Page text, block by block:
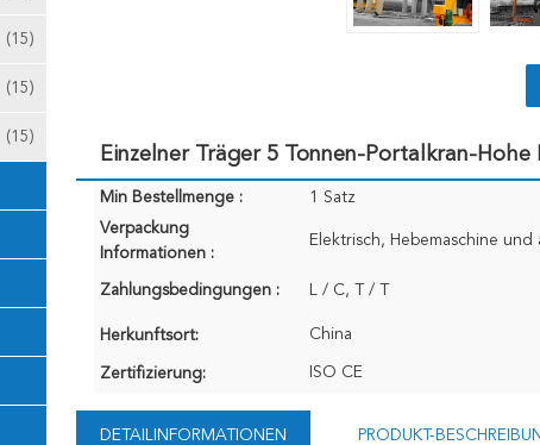
(15)
(15)
(15)
Einzelner Träger 5 Tonnen-Portalkran-
Min Bestellmenge : 1 Satz
Verpackung
Informationen :
Zahlungsbedingungen : L / C, T / T
Herkunftsort: China
Zertifizierung: ISO CE
DETAILINFORMATIONEN PRODUKT-